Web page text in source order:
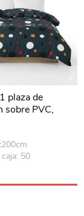
plaza de
sobre PVC,
50